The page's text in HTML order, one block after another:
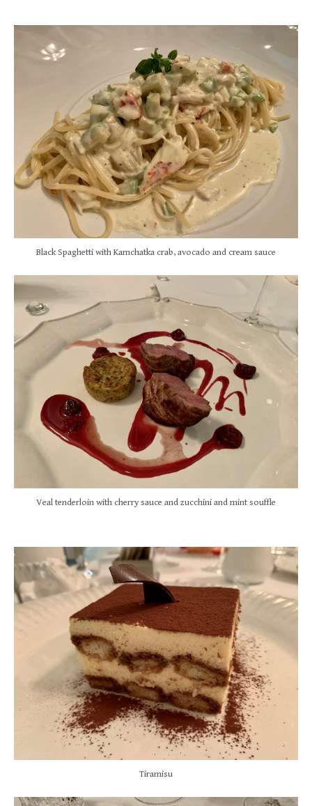
Black Spaghetti with Kamchatka crab, avocado and cream sauce
Veal tenderloin with cherry sauce and zucchini and mint souffle
Tiramisu